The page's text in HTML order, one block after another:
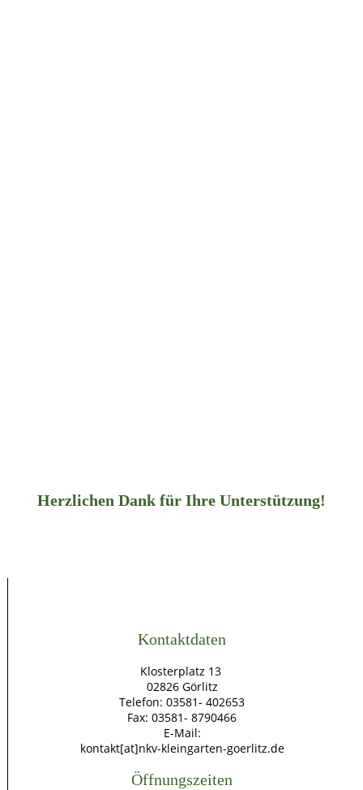
Herzlichen Dank für Ihre Unterstützung!
Kontaktdaten
Klosterplatz 13
02826 Görlitz
Telefon: 03581- 402653
Fax: 03581- 8790466
E-Mail:
kontakt[at]nkv-kleingarten-goerlitz.de
Öffnungszeiten